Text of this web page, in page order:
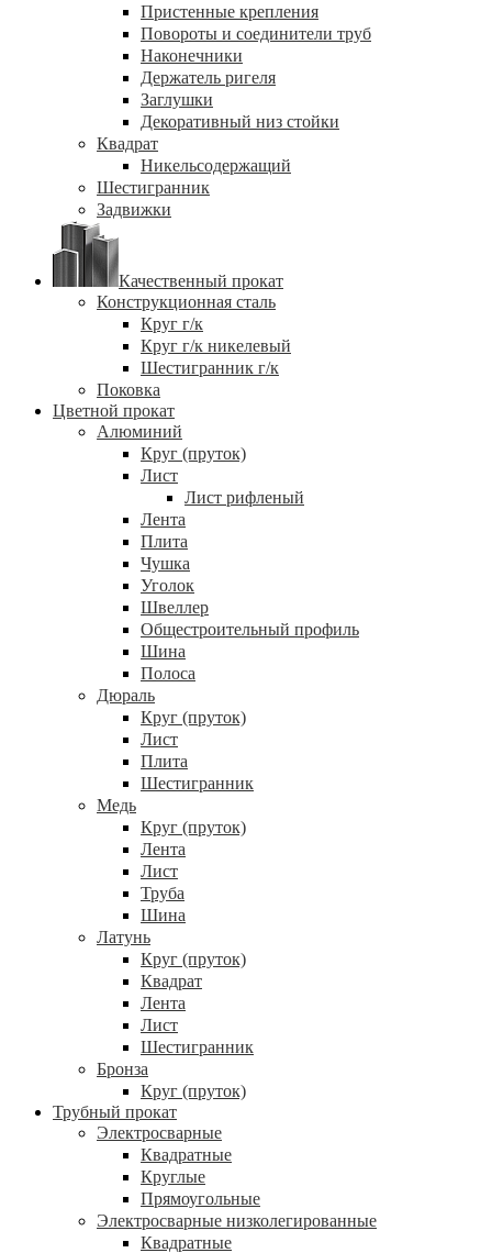
Пристенные крепления
Повороты и соединители труб
Наконечники
Держатель ригеля
Заглушки
Декоративный низ стойки
Квадрат
Никельсодержащий
Шестигранник
Задвижки
Качественный прокат
Конструкционная сталь
Круг г/к
Круг г/к никелевый
Шестигранник г/к
Поковка
Цветной прокат
Алюминий
Круг (пруток)
Лист
Лист рифленый
Лента
Плита
Чушка
Уголок
Швеллер
Общестроительный профиль
Шина
Полоса
Дюраль
Круг (пруток)
Лист
Плита
Шестигранник
Медь
Круг (пруток)
Лента
Лист
Труба
Шина
Латунь
Круг (пруток)
Квадрат
Лента
Лист
Шестигранник
Бронза
Круг (пруток)
Трубный прокат
Электросварные
Квадратные
Круглые
Прямоугольные
Электросварные низколегированные
Квадратные